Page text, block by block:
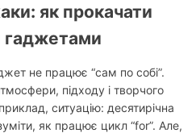
як прокачати
гаджетами
не працює “сам по собі”.
підходу і творчого
ситуацію: десятирічна
як працює цикл “for”. Але,